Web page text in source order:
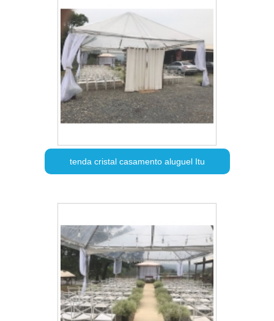
tenda cristal casamento aluguel Itu